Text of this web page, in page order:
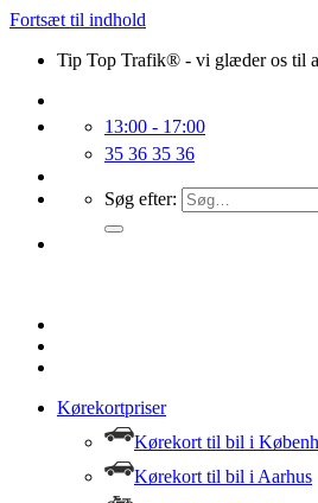
Fortsæt til indhold
Tip Top Trafik® - vi glæder os til
13:00 - 17:00
35 36 35 36
Søg efter:
Kørekortpriser
Kørekort til bil i
Kørekort til bil i Aarhus